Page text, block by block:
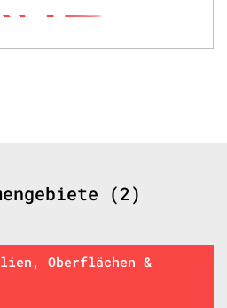
(2)
Oberflächen &